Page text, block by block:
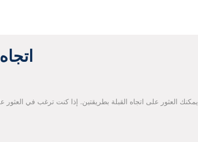
يمكنك العثور على اتجاه القبلة بطريقتين. إذا كنت ترغب في العثور